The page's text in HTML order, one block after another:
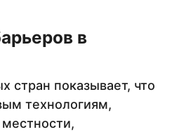
в
стран показывает, что
технологиям,